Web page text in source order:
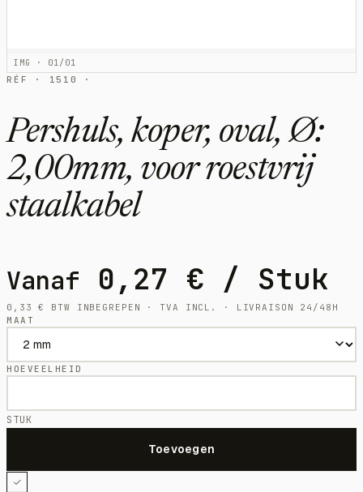
IMG · 01/01
RÉF · 1510 ·
Pershuls, koper, oval, Ø:
2,00mm, voor roestvrij
staalkabel
Vanaf 0,27 € / Stuk
0,33€
BTW INBEGREPEN · TVA INCL. · LIVRAISON 24/48H
MAAT
HOEVEELHEID
STUK